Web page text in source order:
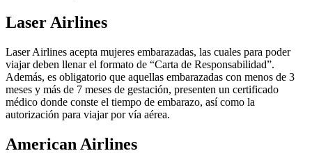
Laser Airlines
Laser Airlines acepta mujeres embarazadas, las cuales para poder
viajar deben llenar el formato de “Carta de Responsabilidad”.
Además, es obligatorio que aquellas embarazadas con menos de 3
meses y más de 7 meses de gestación, presenten un certificado
médico donde conste el tiempo de embarazo, así como la
autorización para viajar por vía aérea.
American Airlines